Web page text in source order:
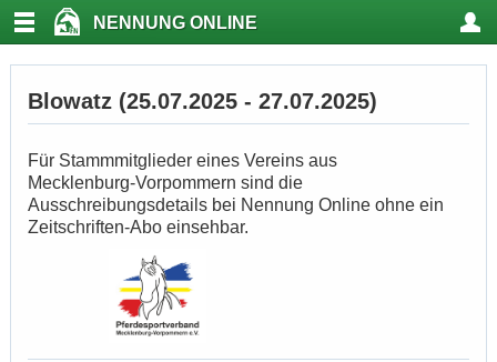
NENNUNG ONLINE
Blowatz (25.07.2025 - 27.07.2025)
Für Stammmitglieder eines Vereins aus
Mecklenburg-Vorpommern sind die
Ausschreibungsdetails bei Nennung Online ohne ein
Zeitschriften-Abo einsehbar.